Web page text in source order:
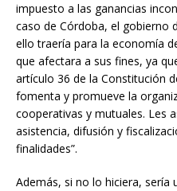
impuesto a las ganancias
caso de Córdoba, el gobierno
ello traería para la economía
que afectara a sus fines, ya
artículo 36 de la Constitución
fomenta y promueve la
cooperativas y mutuales. Les
asistencia, difusión y
finalidades”.
Además, si no lo hiciera, sería